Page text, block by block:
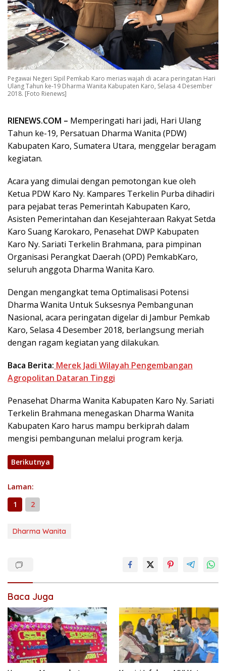
Pegawai Negeri Sipil Pemkab Karo merias wajah di acara peringatan Hari
Ulang Tahun ke-19 Dharma Wanita Kabupaten Karo, Selasa 4 Desember
2018. [Foto Rienews]
RIENEWS.COM – Memperingati hari jadi, Hari Ulang
Tahun ke-19, Persatuan Dharma Wanita (PDW)
Kabupaten Karo, Sumatera Utara, menggelar beragam
kegiatan.
Acara yang dimulai dengan pemotongan kue oleh
Ketua PDW Karo Ny. Kampares Terkelin Purba dihadiri
para pejabat teras Pemerintah Kabupaten Karo,
Asisten Pemerintahan dan Kesejahteraan Rakyat Setda
Karo Suang Karokaro, Penasehat DWP Kabupaten
Karo Ny. Sariati Terkelin Brahmana, para pimpinan
Organisasi Perangkat Daerah (OPD) PemkabKaro,
seluruh anggota Dharma Wanita Karo.
Dengan mengangkat tema Optimalisasi Potensi
Dharma Wanita Untuk Suksesnya Pembangunan
Nasional, acara peringatan digelar di Jambur Pemkab
Karo, Selasa 4 Desember 2018, berlangsung meriah
dengan ragam kegiatan yang dilakukan.
Baca Berita: Merek Jadi Wilayah Pengembangan
Agropolitan Dataran Tinggi
Penasehat Dharma Wanita Kabupaten Karo Ny. Sariati
Terkelin Brahmana menegaskan Dharma Wanita
Kabupaten Karo harus mampu berkiprah dalam
mengisi pembangunan melalui program kerja.
Berikutnya
Laman:
1
2
Dharma Wanita
Baca Juga